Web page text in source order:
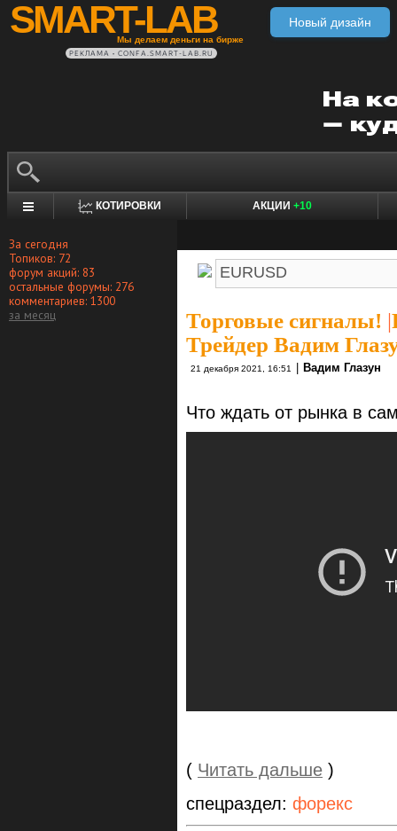
SMART-LAB
Мы делаем деньги на бирже
Новый дизайн
РЕКЛАМА • CONFA.SMART-LAB.RU
КОТИРОВКИ АКЦИИ +10
За сегодня
Топиков: 72
форум акций: 83
остальные форумы: 276
комментариев: 1300
за месяц
Торговые сигналы! |
Трейдер Вадим
21 декабря 2021, 16:51 Вадим Глазун
Что ждать от рынка в
( Читать дальше )
спецраздел: форекс